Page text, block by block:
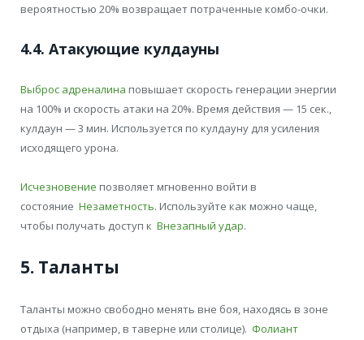
вероятностью 20% возвращает потраченные комбо-очки.
4.4. Атакующие кулдауны
Выброс адреналина повышает скорость генерации энергии
на 100% и скорость атаки на 20%. Время действия — 15 сек.,
кулдаун — 3 мин. Используется по кулдауну для усиления
исходящего урона.
Исчезновение позволяет мгновенно войти в
состояние Незаметность. Используйте как можно чаще,
чтобы получать доступ к Внезапный удар.
5. Таланты
Таланты можно свободно менять вне боя, находясь в зоне
отдыха (например, в таверне или столице). Фолиант